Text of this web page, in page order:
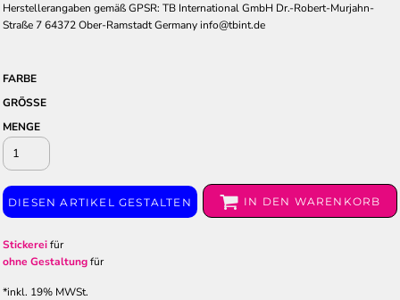
Herstellerangaben gemäß GPSR: TB International GmbH Dr.-Robert-Murjahn-
Straße 7 64372 Ober-Ramstadt Germany info@tbint.de
FARBE
GRÖSSE
MENGE
DIESEN ARTIKEL GESTALTEN IN DEN WARENKORB
Stickereifür
ohne Gestaltungfür
*inkl. 19% MWSt.